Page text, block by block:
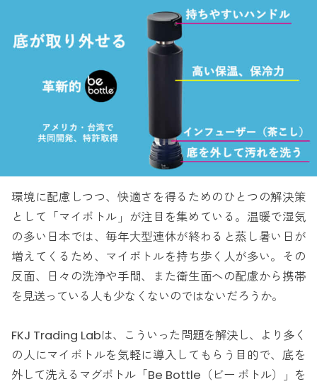
環境に配慮しつつ、快適さを得るためのひとつの解決策
として「マイボトル」が注目を集めている。温暖で湿気
の多い日本では、毎年大型連休が終わると蒸し暑い日が
増えてくるため、マイボトルを持ち歩く人が多い。その
反面、日々の洗浄や手間、また衛生面への配慮から携帯
を見送っている人も少なくないのではないだろうか。
FKJ Trading Labは、こういった問題を解決し、より多く
の人にマイボトルを気軽に導入してもらう目的で、底を
外して洗えるマグボトル「Be Bottle（ビー ボトル）」を